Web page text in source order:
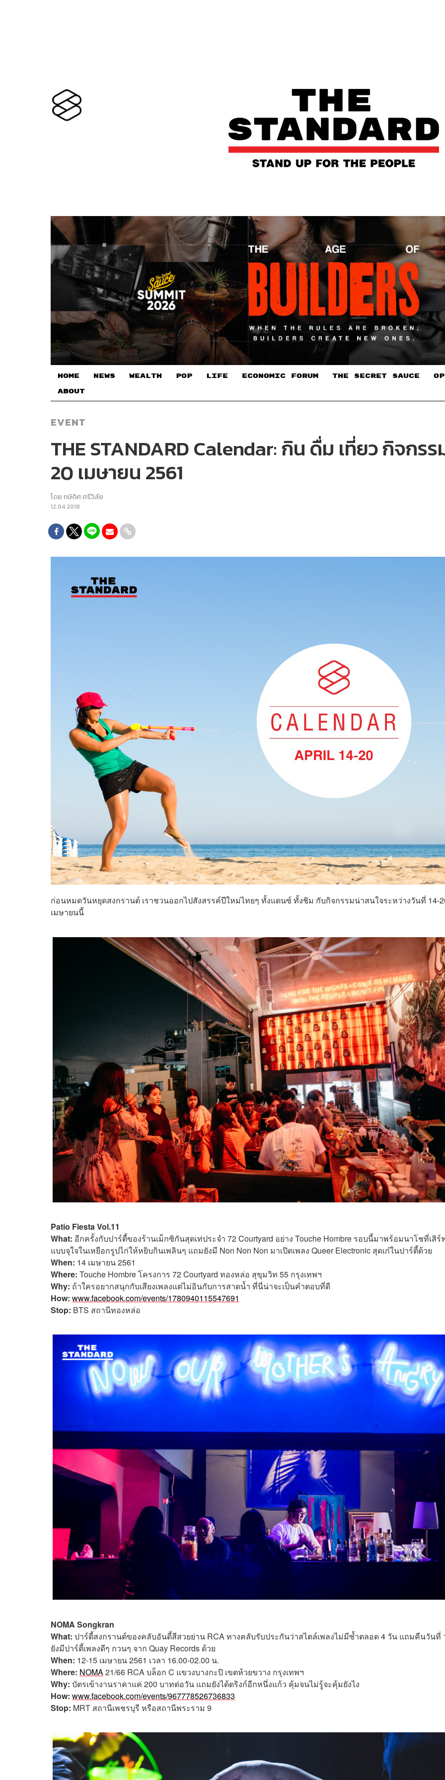
HOME NEWS WEALTH POP LIFE ECONOMIC FORUM THE SECRET SAUCE​
ABOUT
EVENT
THE STANDARD Calendar: กิน ดื่ม เที่ยว กิจกร
20 เมษายน 2561
โดยกษิดิศ ศรีวิลัย
12.04.2018
ก่อนหมดวันหยุดสงกรานต์ เราชวนออกไปสังสรรค์ปีใหม่ไทยๆ ทั้งแดนซ์ ทั้งชิม กับกิจกรรมน่าสนใจระหว่างวันที่ 14-
เมษายนนี้
Patio Fiesta Vol.11
What: อีกครั้งกับปาร์ตี้ของร้านเม็กซิกันสุดเท่ประจำ 72 Courtyard อย่าง Touche Hombre รอบนี้มาพร้อมนาโชที่เสิร์
แบบจุใจในเหยือกรูปไก่ให้หยิบกินเพลินๆ แถมยังมี Non Non Non มาเปิดเพลง Queer Electronic สุดเก๋ในปาร์ตี้ด้วย
When: 14 เมษายน 2561
Where: Touche Hombre โครงการ 72 Courtyard ทองหล่อ สุขุมวิท 55 กรุงเทพฯ
Why: ถ้าใครอยากสนุกกับเสียงเพลงแต่ไม่อินกับการสาดน้ำ ที่นี่น่าจะเป็นคำตอบที่ดี
How: www.facebook.com/events/1780940115547691
Stop: BTS สถานีทองหล่อ
NOMA Songkran
What: ปาร์ตี้สงกรานต์ของคลับอันดี้สีสวยย่าน RCA ทางคลับรับประกันว่าสไตล์เพลงไม่มีซ้ำตลอด 4 วัน แถมคืนวันที่
ยังมีปาร์ตี้เพลงดีๆ กวนๆ จาก Quay Records ด้วย
When: 12-15 เมษายน 2561 เวลา 16.00-02.00 น.
Where: NOMA21/66 RCA บล็อก C แขวงบางกะปิ เขตห้วยขวาง กรุงเทพฯ
Why: บัตรเข้างานราคาแค่ 200 บาทต่อวัน แถมยังได้ดริงก์อีกหนึ่งแก้ว คุ้มจนไม่รู้จะคุ้มยังไง
How: www.facebook.com/events/967778526736833
Stop: MRT สถานีเพชรบุรี หรือสถานีพระราม 9